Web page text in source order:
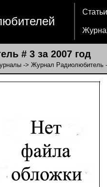
Статьи
# 3 за 2007 год
-> Журнал Радиолюбитель